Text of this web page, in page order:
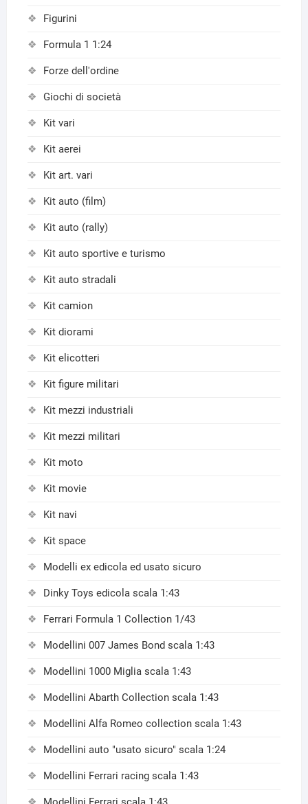
Figurini
Formula 1 1:24
Forze dell'ordine
Giochi di società
Kit vari
Kit aerei
Kit art. vari
Kit auto (film)
Kit auto (rally)
Kit auto sportive e turismo
Kit auto stradali
Kit camion
Kit diorami
Kit elicotteri
Kit figure militari
Kit mezzi industriali
Kit mezzi militari
Kit moto
Kit movie
Kit navi
Kit space
Modelli ex edicola ed usato sicuro
Dinky Toys edicola scala 1:43
Ferrari Formula 1 Collection 1/43
Modellini 007 James Bond scala 1:43
Modellini 1000 Miglia scala 1:43
Modellini Abarth Collection scala 1:43
Modellini Alfa Romeo collection scala 1:43
Modellini auto "usato sicuro" scala 1:24
Modellini Ferrari racing scala 1:43